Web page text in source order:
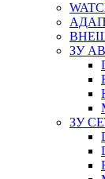
ЗУ
ЗУ